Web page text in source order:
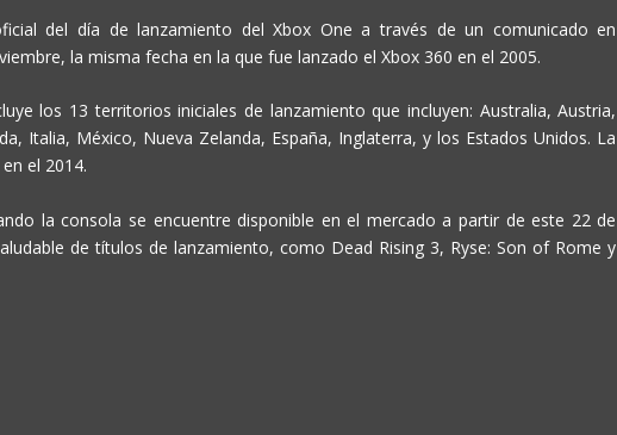
del día de lanzamiento del Xbox One a través de un comunicado en
la misma fecha en la que fue lanzado el Xbox 360 en el 2005.
los 13 territorios iniciales de lanzamiento que incluyen: Australia, Austria,
Italia, México, Nueva Zelanda, España, Inglaterra, y los Estados Unidos. La
el 2014.
la consola se encuentre disponible en el mercado a partir de este 22 de
de títulos de lanzamiento, como Dead Rising 3, Ryse: Son of Rome y